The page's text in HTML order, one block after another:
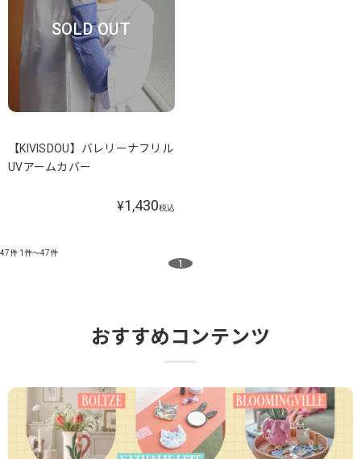
SOLD OUT
【KIVISDOU】バレリーナフリル
UVアームカバー
¥1,430税込
47件 1件～47件
1
おすすめコンテンツ